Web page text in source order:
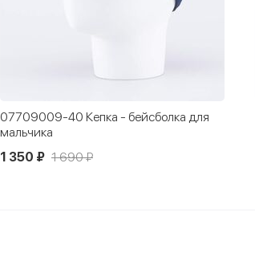
07709043-40 Кепка-бейсболка для
мальчика черный
990 ₽ 1 200 ₽